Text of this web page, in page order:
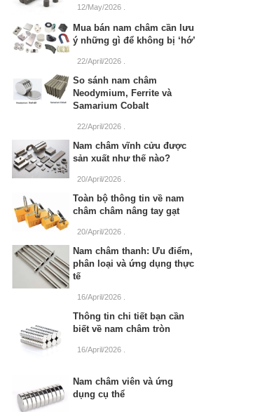
12/May/2026
Mua bán nam châm cần lưu
ý những gì để không bị ‘hớ’
22/April/2026
So sánh nam châm
Neodymium, Ferrite và
Samarium Cobalt
22/April/2026
Nam châm vĩnh cửu được
sản xuất như thế nào?
20/April/2026
Toàn bộ thông tin về nam
châm châm nâng tay gạt
20/April/2026
Nam châm thanh: Ưu điểm,
phân loại và ứng dụng thực
tế
16/April/2026
Thông tin chi tiết bạn cần
biết về nam châm tròn
16/April/2026
Nam châm viên và ứng
dụng cụ thể